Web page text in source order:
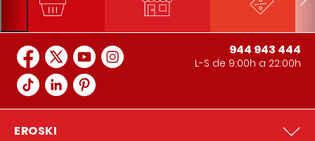
944 943 444
L-S de 9:00h a 22:00h
EROSKI